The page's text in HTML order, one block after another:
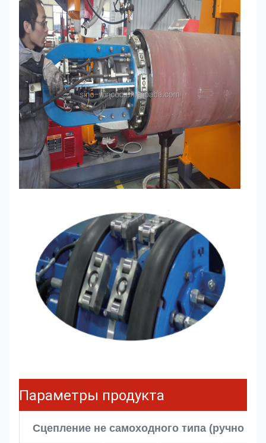
Параметры продукта
Сцепление не самоходного типа (ручно